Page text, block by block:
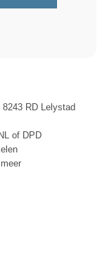
8243 RD Lelystad
of DPD